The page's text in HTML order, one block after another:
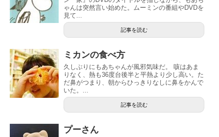
ゃんは突然言い始めた。ムーミンの番組やDVDを
見て...
記事を読む
ミカンの食べ方
久しぶりにもあちゃんが風邪気味だ。 咳はあま
りなく、熱も36度台後半と平熱より少し高い。た
だ鼻がつまり、朝からひっきりなしに鼻をかんで
いた。...
記事を読む
プーさん